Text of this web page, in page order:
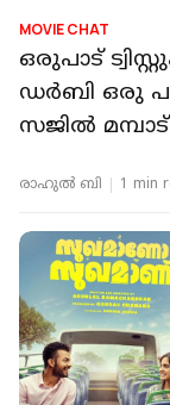
MOVIE CHAT
ഒരുപാട്
ഡർബി ഒരു
സജിൽ
രാഹുൽ ബി 1 min